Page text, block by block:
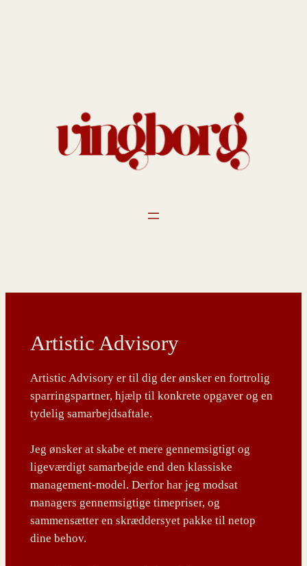
Artistic Advisory
Artistic Advisory er til dig der ønsker en fortrolig
sparringspartner, hjælp til konkrete opgaver og en
tydelig samarbejdsaftale.
Jeg ønsker at skabe et mere gennemsigtigt og
ligeværdigt samarbejde end den klassiske
management-model. Derfor har jeg modsat
managers gennemsigtige timepriser, og
sammensætter en skræddersyet pakke til netop
dine behov.